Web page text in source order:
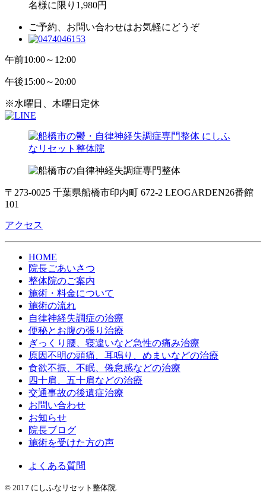
ご予約、お問い合わせはお気軽にどうぞ
午前10:00～12:00
午後15:00～20:00
※水曜日、木曜日定休
〒273-0025 千葉県船橋市印内町 672-2 LEOGARDEN26番館
101
アクセス
HOME
院長ごあいさつ
整体院のご案内
施術・料金について
施術の流れ
自律神経失調症の治療
便秘とお腹の張り治療
ぎっくり腰、寝違いなど急性の痛み治療
原因不明の頭痛、耳鳴り、めまいなどの治療
食欲不振、不眠、倦怠感などの治療
四十肩、五十肩などの治療
交通事故の後遺症治療
お問い合わせ
お知らせ
院長ブログ
施術を受けた方の声
よくある質問
© 2017 にしふなリセット整体院.